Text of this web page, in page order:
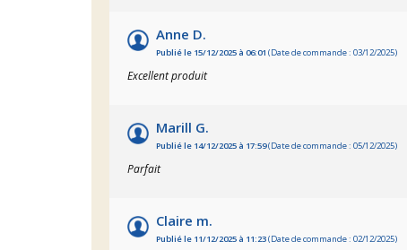
Anne D.
Publié le 15/12/2025 à 06:01 (Date de commande : 03/12/2025)
Excellent produit
Marill G.
Publié le 14/12/2025 à 17:59(Date de commande : 05/12/2025)
Parfait
Claire m.
Publié le 11/12/2025 à 11:23(Date de commande : 02/12/2025)